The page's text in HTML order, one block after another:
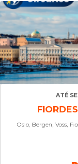
ATÉ
Oslo, Bergen, Voss,